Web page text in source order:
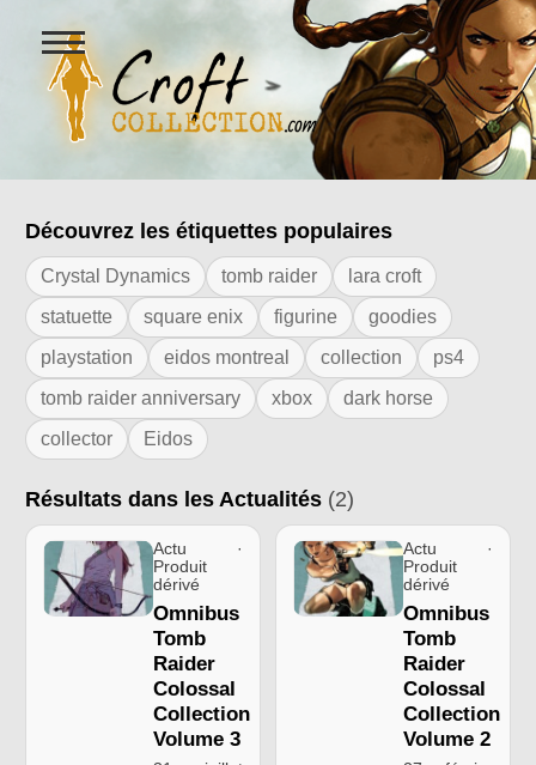
Figurines Lara Croft et
Ouvrir
le
menu
Résultats de l'étiquette "tomb raider
Découvrez les étiquettes populaires
Crystal Dynamics tomb raider
lara croft
statuette
square enix figurine
goodies
playstation
eidos montreal collection
ps4
tomb raider anniversary
xbox
dark horse
collector
Eidos
Résultats dans les Actualités (2)
Actu ·
Produit
dérivé
Omnibus
Tomb
Raider
Colossal
Collection
Volume 3
Actu ·
Produit
dérivé
Omnibus
Tomb
Raider
Colossal
Collection
Volume 2